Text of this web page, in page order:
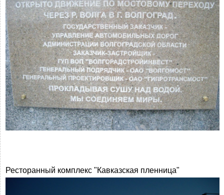
Ресторанный комплекс "Кавказская пленница"